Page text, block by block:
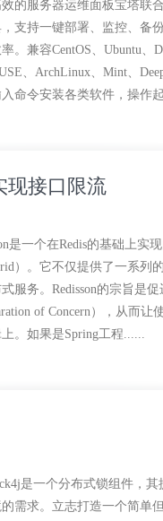
的服务器运维面板宝塔联
支持一键部署、监控、备
。兼容CentOS、Ubuntu、
、ArchLinux、Mint、
命令安装各类软件，操作
现接口限流
是一个在Redis的基础上实
）。它不仅提供了一系列
服务。Redisson的宗旨是
of Concern），从而
。如果是Spring工程......
是一个分布式锁组件，
需求。立志打造一个简单